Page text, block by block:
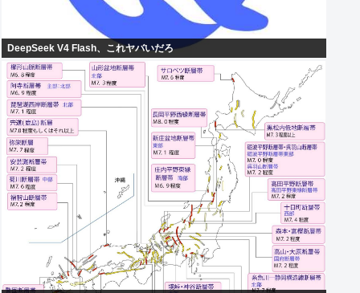
DeepSeek V4 Flash、これヤバいだろ